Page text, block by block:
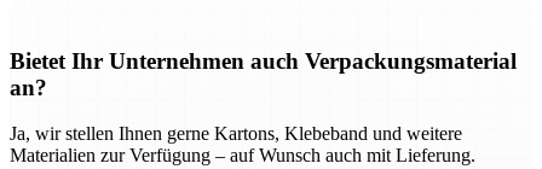
Bietet Ihr Unternehmen auch Verpackungsmaterial
an?
Ja, wir stellen Ihnen gerne Kartons, Klebeband und weitere
Materialien zur Verfügung – auf Wunsch auch mit Lieferung.